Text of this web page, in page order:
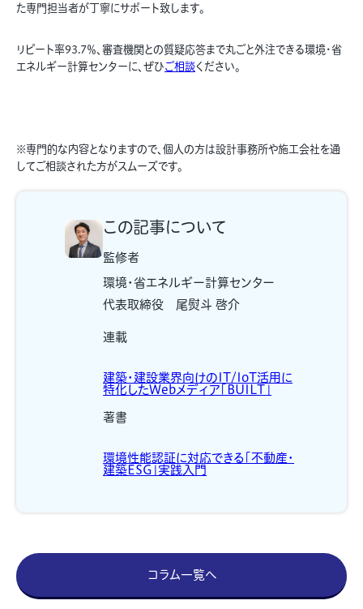
た専門担当者が丁寧にサポート致します。
リピート率93.7％、審査機関との質疑応答まで丸ごと外注できる環境・省
エネルギー計算センターに、ぜひご相談ください。
※専門的な内容となりますので、個人の方は設計事務所や施工会社を通
してご相談された方がスムーズです。
この記事について
監修者
環境・省エネルギー計算センター
代表取締役 尾熨斗 啓介
連載
建築・建設業界向けのIT/IoT活用に
特化したWebメディア「BUILT」
著書
環境性能認証に対応できる「不動産・
建築ESG」実践入門
コラム一覧へ